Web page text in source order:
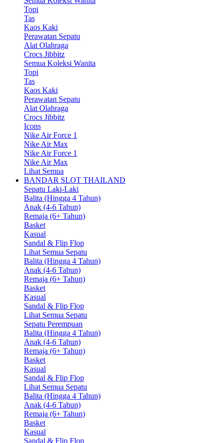
Topi
Tas
Kaos Kaki
Perawatan Sepatu
Alat Olahraga
Crocs Jibbitz
Semua Koleksi Wanita
Topi
Tas
Kaos Kaki
Perawatan Sepatu
Alat Olahraga
Crocs Jibbitz
Icons
Nike Air Force 1
Nike Air Max
Nike Air Force 1
Nike Air Max
Lihat Semua
BANDAR SLOT THAILAND
Sepatu Laki-Laki
Balita (Hingga 4 Tahun)
Anak (4-6 Tahun)
Remaja (6+ Tahun)
Basket
Kasual
Sandal & Flip Flop
Lihat Semua Sepatu
Balita (Hingga 4 Tahun)
Anak (4-6 Tahun)
Remaja (6+ Tahun)
Basket
Kasual
Sandal & Flip Flop
Lihat Semua Sepatu
Sepatu Perempuan
Balita (Hingga 4 Tahun)
Anak (4-6 Tahun)
Remaja (6+ Tahun)
Basket
Kasual
Sandal & Flip Flop
Lihat Semua Sepatu
Balita (Hingga 4 Tahun)
Anak (4-6 Tahun)
Remaja (6+ Tahun)
Basket
Kasual
Sandal & Flip Flop